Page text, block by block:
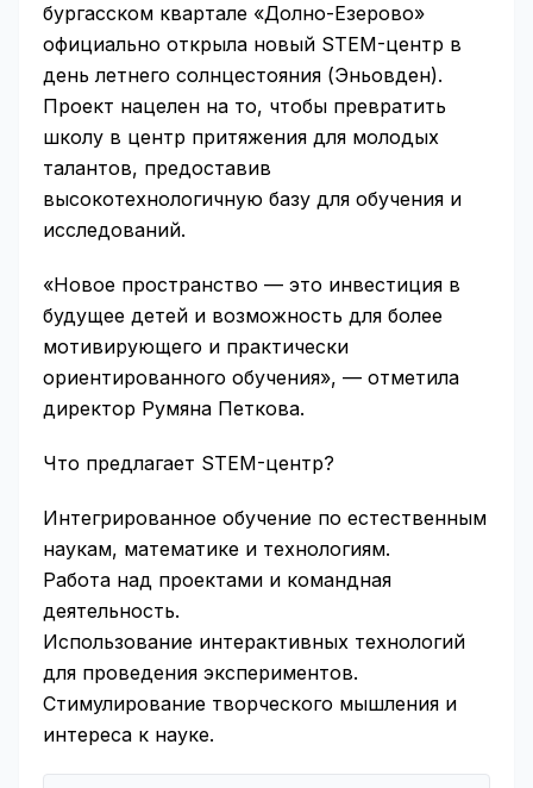
бургасском квартале «Долно-Езерово»
официально открыла новый STEM-центр в
день летнего солнцестояния (Эньовден).
Проект нацелен на то, чтобы превратить
школу в центр притяжения для молодых
талантов, предоставив
высокотехнологичную базу для обучения и
исследований.
«Новое пространство — это инвестиция в
будущее детей и возможность для более
мотивирующего и практически
ориентированного обучения», — отметила
директор Румяна Петкова.
Что предлагает STEM-центр?
Интегрированное обучение по естественным
наукам, математике и технологиям.
Работа над проектами и командная
деятельность.
Использование интерактивных технологий
для проведения экспериментов.
Стимулирование творческого мышления и
интереса к науке.